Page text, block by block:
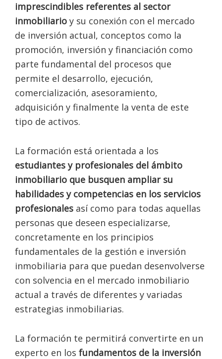
imprescindibles referentes al sector
inmobiliario y su conexión con el mercado
de inversión actual, conceptos como la
promoción, inversión y financiación como
parte fundamental del procesos que
permite el desarrollo, ejecución,
comercialización, asesoramiento,
adquisición y finalmente la venta de este
tipo de activos.
La formación está orientada a los
estudiantes y profesionales del ámbito
inmobiliario que busquen ampliar su
habilidades y competencias en los servicios
profesionales así como para todas aquellas
personas que deseen especializarse,
concretamente en los principios
fundamentales de la gestión e inversión
inmobiliaria para que puedan desenvolverse
con solvencia en el mercado inmobiliario
actual a través de diferentes y variadas
estrategias inmobiliarias.
La formación te permitirá convertirte en un
experto en los fundamentos de la inversión